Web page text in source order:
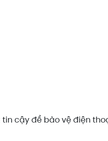
cậy để bảo vệ điện